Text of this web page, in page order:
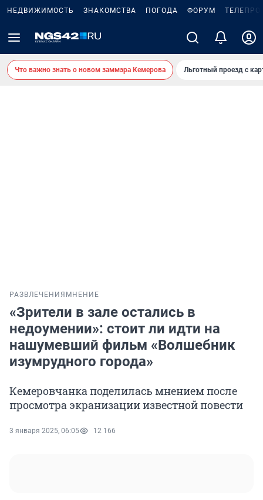
НЕДВИЖИМОСТЬ ЗНАКОМСТВА ПОГОДА ФОРУМ
Что важно знать о новом заммэра Кемерова Льготный проезд с
РАЗВЛЕЧЕНИЯ МНЕНИЕ
«Зрители в зале остались в
недоумении»: стоит ли идти на
нашумевший фильм «Волшебник
изумрудного города»
Кемеровчанка поделилась мнением после
просмотра экранизации известной повести
3 января 2025, 06:05 12 166